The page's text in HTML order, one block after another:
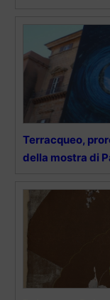
Terracqueo,
della mostra di